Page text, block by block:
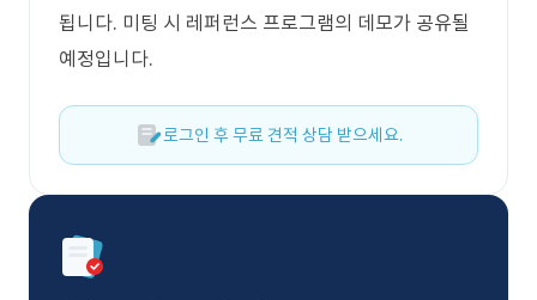
됩니다. 미팅 시 레퍼런스 프로그램의 데모가 공유될
예정입니다.
로그인 후 무료 견적 상담 받으세요.